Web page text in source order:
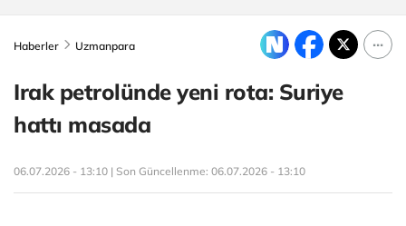
Haberler Uzmanpara
Irak petrolünde yeni rota: Suriye
hattı masada
06.07.2026 - 13:10 | Son Güncellenme: 06.07.2026 - 13:10